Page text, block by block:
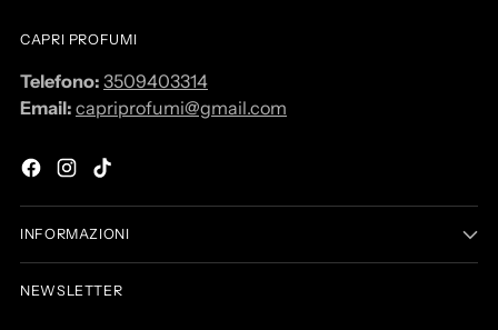
CAPRI PROFUMI
Telefono: 3509403314
Email: capriprofumi@gmail.com
INFORMAZIONI
NEWSLETTER